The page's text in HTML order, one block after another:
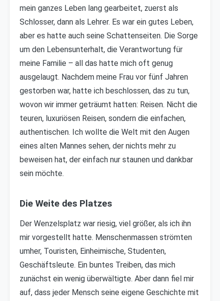
mein ganzes Leben lang gearbeitet, zuerst als
Schlosser, dann als Lehrer. Es war ein gutes Leben,
aber es hatte auch seine Schattenseiten. Die Sorge
um den Lebensunterhalt, die Verantwortung für
meine Familie – all das hatte mich oft genug
ausgelaugt. Nachdem meine Frau vor fünf Jahren
gestorben war, hatte ich beschlossen, das zu tun,
wovon wir immer geträumt hatten: Reisen. Nicht die
teuren, luxuriösen Reisen, sondern die einfachen,
authentischen. Ich wollte die Welt mit den Augen
eines alten Mannes sehen, der nichts mehr zu
beweisen hat, der einfach nur staunen und dankbar
sein möchte.
Die Weite des Platzes
Der Wenzelsplatz war riesig, viel größer, als ich ihn
mir vorgestellt hatte. Menschenmassen strömten
umher, Touristen, Einheimische, Studenten,
Geschäftsleute. Ein buntes Treiben, das mich
zunächst ein wenig überwältigte. Aber dann fiel mir
auf, dass jeder Mensch seine eigene Geschichte mit